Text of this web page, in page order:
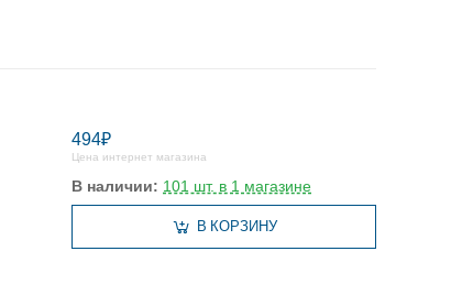
494₽
Цена интернет магазина
В наличии: 101 шт. в 1 магазине
В КОРЗИНУ